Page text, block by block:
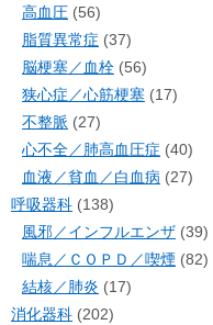
高血圧 (56)
脂質異常症 (37)
脳梗塞／血栓 (56)
狭心症／心筋梗塞 (17)
不整脈 (27)
心不全／肺高血圧症 (40)
血液／貧血／白血病 (27)
呼吸器科 (138)
風邪／インフルエンザ (39)
喘息／ＣＯＰＤ／喫煙 (82)
結核／肺炎 (17)
消化器科 (202)